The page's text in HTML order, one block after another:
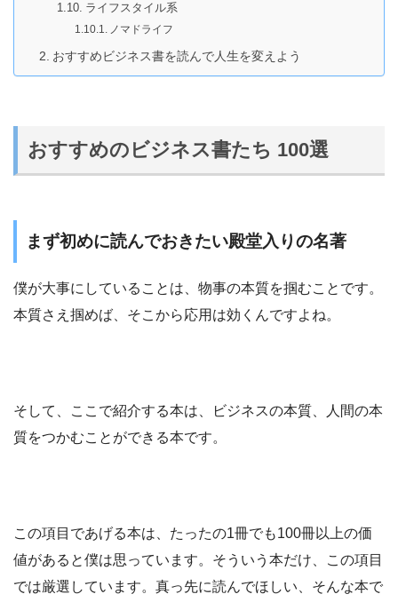
ライフスタイル系
ノマドライフ
おすすめビジネス書を読んで人生を変えよう
おすすめのビジネス書たち 100選
まず初めに読んでおきたい殿堂入りの名著
僕が大事にしていることは、物事の本質を掴むことです。
本質さえ掴めば、そこから応用は効くんですよね。
そして、ここで紹介する本は、ビジネスの本質、人間の本
質をつかむことができる本です。
この項目であげる本は、たったの1冊でも100冊以上の価
値があると僕は思っています。そういう本だけ、この項目
では厳選しています。真っ先に読んでほしい、そんな本で